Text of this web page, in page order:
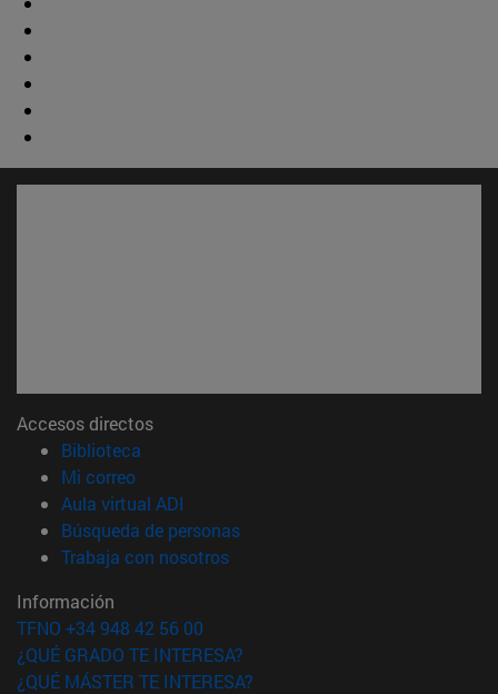
Accesos directos
Biblioteca
Mi correo(abre en nueva ventana)
Aula virtual ADI
Búsqueda de personas(abre en nueva ventana)
Trabaja con nosotros(abre en nueva ventana)
Información
TFNO +34 948 42 56 00
¿QUÉ GRADO TE INTERESA?
¿QUÉ MÁSTER TE INTERESA?